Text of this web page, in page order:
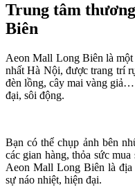
Trung tâm
Biên
Aeon Mall Long Biên là
nhất Hà Nội, được trang trí
đèn lồng, cây mai vàng
đại, sôi động.
Bạn có thể chụp ảnh bên
các gian hàng, thỏa sức
Aeon Mall Long Biên là
sự náo nhiệt, hiện đại.